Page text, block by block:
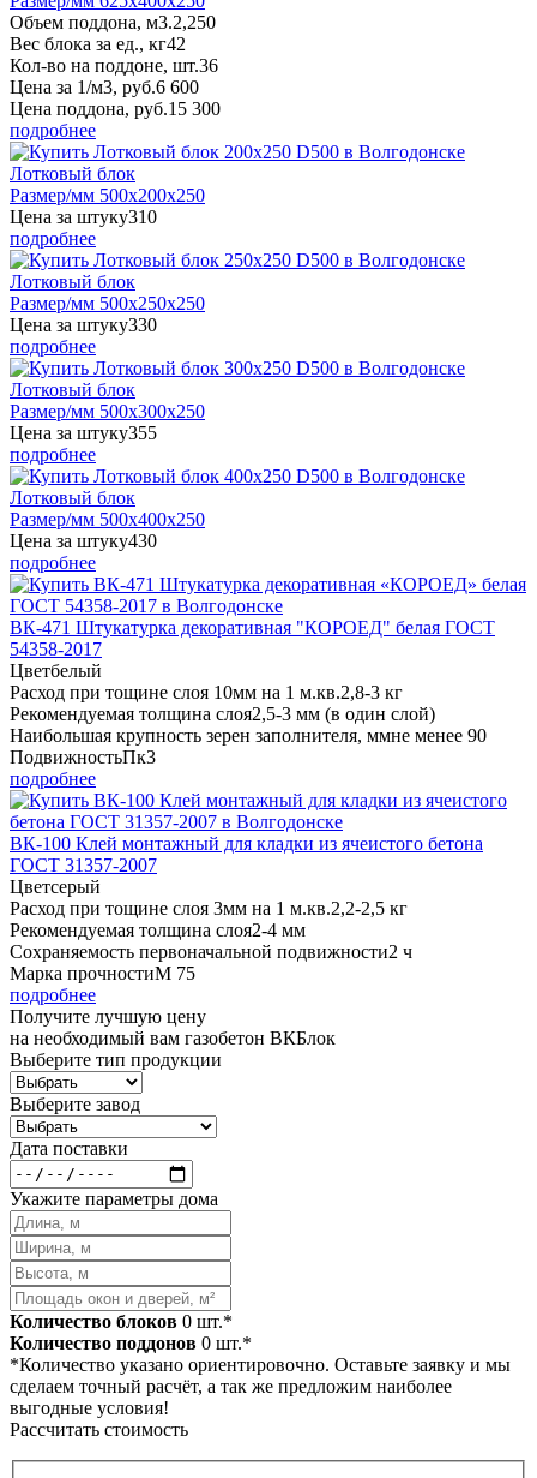
Объем поддона, м3.2,250
Вес блока за ед., кг42
Кол-во на поддоне, шт.36
Цена за 1/м3, руб.6 600
Цена поддона, руб.15 300
подробнее
Лотковый блок
Размер/мм 500x200x250
Цена за штуку310
подробнее
Лотковый блок
Размер/мм 500x250x250
Цена за штуку330
подробнее
Лотковый блок
Размер/мм 500x300x250
Цена за штуку355
подробнее
Лотковый блок
Размер/мм 500x400x250
Цена за штуку430
подробнее
ВК-471 Штукатурка декоративная "КОРОЕД" белая ГОСТ
54358-2017
Цветбелый
Расход при тощине слоя 10мм на 1 м.кв.2,8-3 кг
Рекомендуемая толщина слоя2,5-3 мм (в один слой)
Наибольшая крупность зерен заполнителя, ммне менее 90
ПодвижностьПк3
подробнее
ВК-100 Клей монтажный для кладки из ячеистого бетона
ГОСТ 31357-2007
Цветсерый
Расход при тощине слоя 3мм на 1 м.кв.2,2-2,5 кг
Рекомендуемая толщина слоя2-4 мм
Сохраняемость первоначальной подвижности2 ч
Марка прочностиМ 75
подробнее
Получите лучшую цену
на необходимый вам газобетон ВКБлок
Выберите тип продукции
Выберите завод
Дата поставки
Укажите параметры дома
Количество блоков 0 шт.*
Количество поддонов 0 шт.*
*Количество указано ориентировочно. Оставьте заявку и мы
сделаем точный расчёт, а так же предложим наиболее
выгодные условия!
Рассчитать стоимость